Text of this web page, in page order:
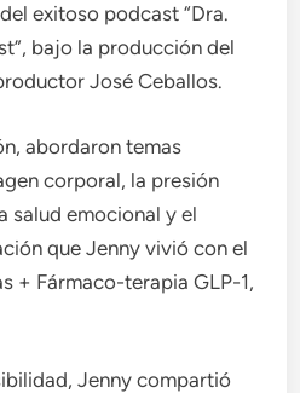
exitoso podcast “Dra.
bajo la producción del
José Ceballos.
abordaron temas
corporal, la presión
salud emocional y el
que Jenny vivió con el
+ Fármaco-terapia GLP-1,
Jenny compartió